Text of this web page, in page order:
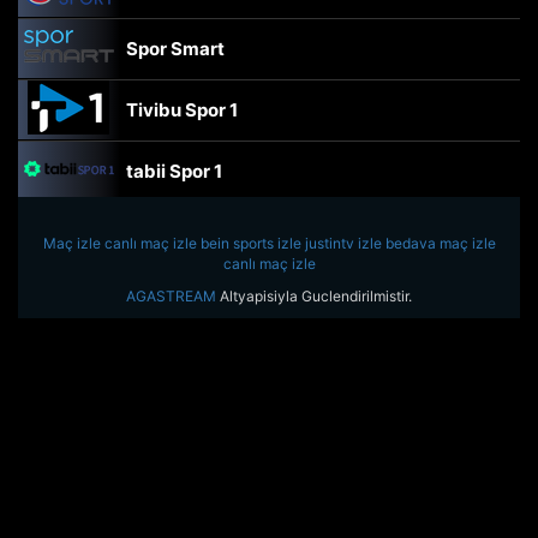
Spor Smart
Tivibu Spor 1
tabii Spor 1
TRT Spor
beIN Sports Haber
Maç izle canlı maç izle bein sports izle justintv izle bedava maç izle
canlı maç izle
AGASTREAM Altyapisiyla Guclendirilmistir.